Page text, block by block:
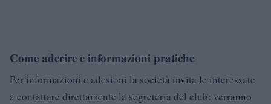
Come aderire e informazioni pratiche
Per informazioni e adesioni la società invita le interessate
a contattare direttamente la segreteria del club: verranno